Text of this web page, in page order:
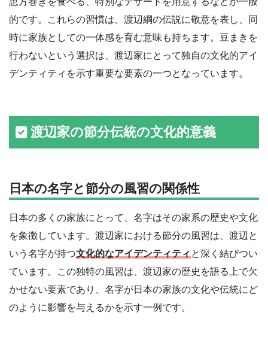
的です。これらの習慣は、渡辺綱の伝説に敬意を表し、同
時に家族としての一体感を育む意味も持ちます。豆まきを
行わないという選択は、渡辺家にとって独自の文化的アイ
デンティティを示す重要な要素の一つとなっています。
渡辺家の節分伝統の文化的意義
日本の名字と節分の風習の関係性
日本の多くの家族にとって、名字はその家系の歴史や文化
を象徴しています。渡辺家における節分の風習は、渡辺と
いう名字が持つ文化的なアイデンティティ と深く結びつい
ています。この独特の風習は、渡辺家の歴史を語る上で欠
かせない要素であり、名字が日本の家族の文化や伝統にど
のように影響を与えるかを示す一例です。